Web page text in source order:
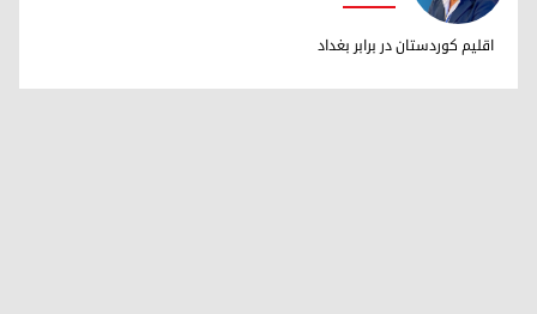
دکتر ابراهیم خالد
اقلیم کوردستان در برابر بغداد